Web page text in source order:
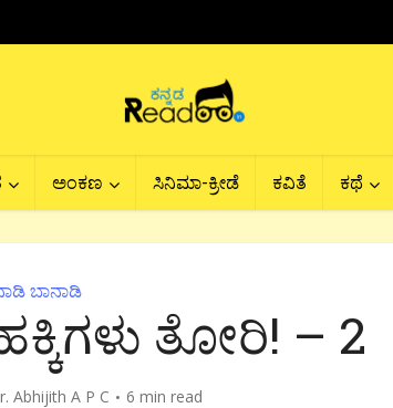
ಅಂಕಣ ಸಿನಿಮಾ-ಕ್ರೀಡೆ ಕವಿತೆ ಕಥೆ
ಬಾನಾಡಿ
ತೋರಿ! – 2
Abhijith A P C 6 min read